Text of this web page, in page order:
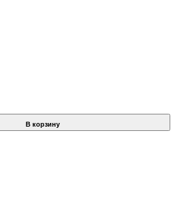
В корзину